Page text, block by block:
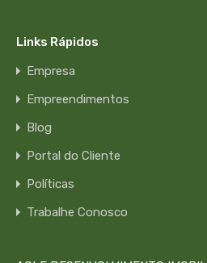
Links Rápidos
Empresa
Empreendimentos
Blog
Portal do Cliente
Políticas
Trabalhe Conosco